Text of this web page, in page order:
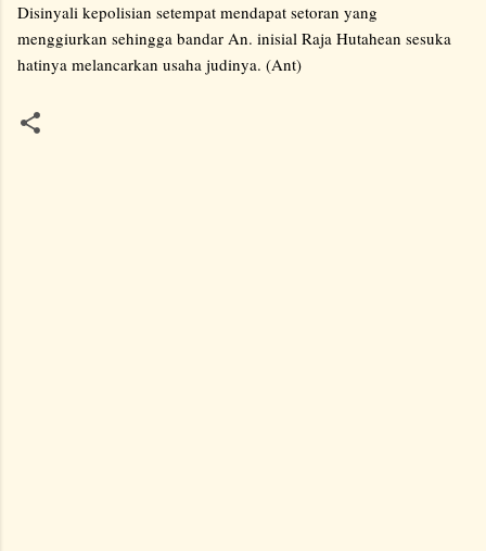
Disinyali kepolisian setempat mendapat setoran yang
menggiurkan sehingga bandar An. inisial Raja Hutahean sesuka
hatinya melancarkan usaha judinya. (Ant)